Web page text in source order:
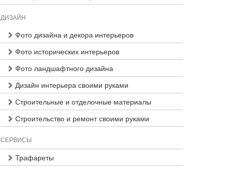
ДИЗАЙН
Фото дизайна и декора интерьеров
Фото исторических интерьеров
Фото ландшафтного дизайна
Дизайн интерьера своими руками
Строительные и отделочные материалы
Строительство и ремонт своими руками
СЕРВИСЫ
Трафареты